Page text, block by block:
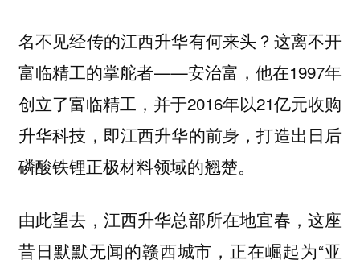
名不见经传的江西升华有何来头？这离不开
富临精工的掌舵者——安治富，他在1997年
创立了富临精工，并于2016年以21亿元收购
升华科技，即江西升华的前身，打造出日后
磷酸铁锂正极材料领域的翘楚。
由此望去，江西升华总部所在地宜春，这座
昔日默默无闻的赣西城市，正在崛起为“亚